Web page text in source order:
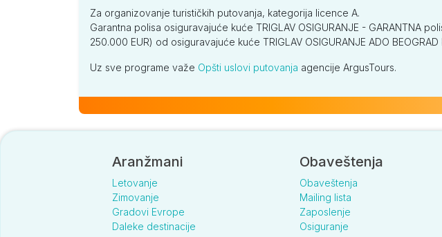
Za organizovanje turističkih putovanja, kategorija licence A.
Garantna polisa osiguravajuće kuće TRIGLAV OSIGURANJE - GARANTNA
250.000 EUR) od osiguravajuće kuće TRIGLAV OSIGURANJE ADO
Uz sve programe važe Opšti uslovi putovanja agencije ArgusTours.
Aranžmani
Letovanje
Zimovanje
Gradovi Evrope
Daleke destinacije
Obaveštenja
Obaveštenja
Mailing lista
Zaposlenje
Osiguranje